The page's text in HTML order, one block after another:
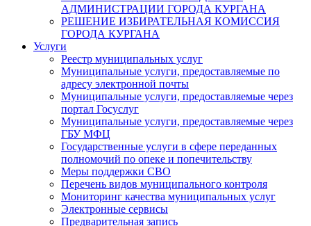
АДМИНИСТРАЦИИ ГОРОДА КУРГАНА
РЕШЕНИЕ ИЗБИРАТЕЛЬНАЯ КОМИССИЯ
ГОРОДА КУРГАНА
Услуги
Реестр муниципальных услуг
Муниципальные услуги, предоставляемые по
адресу электронной почты
Муниципальные услуги, предоставляемые через
портал Госуслуг
Муниципальные услуги, предоставляемые через
ГБУ МФЦ
Государственные услуги в сфере переданных
полномочий по опеке и попечительству
Меры поддержки СВО
Перечень видов муниципального контроля
Мониторинг качества муниципальных услуг
Электронные сервисы
Предварительная запись